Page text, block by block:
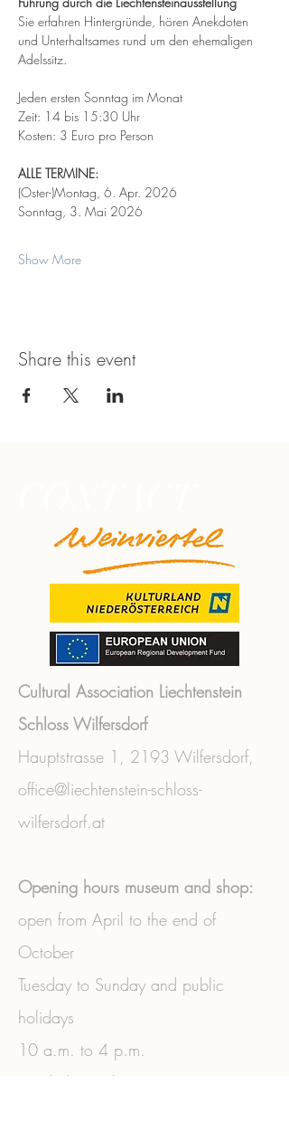
Sie erfahren Hintergründe, hören Anekdoten
und Unterhaltsames rund um den ehemaligen
Adelssitz.
Jeden ersten Sonntag im Monat
Zeit: 14 bis 15:30 Uhr
Kosten: 3 Euro pro Person
ALLE TERMINE:
(Oster-)Montag, 6. Apr. 2026
Sonntag, 3. Mai 2026
Show More
Share this event
Cultural Association Liechtenstein
Schloss Wilfersdorf
Hauptstrasse 1, 2193 Wilfersdorf,
office@liechtenstein-schloss-
wilfersdorf.at
Opening hours museum and shop:
open from April to the end of
October
Tuesday to Sunday and public
holidays
10 a.m. to 4 p.m.
Guided tours by appointment.